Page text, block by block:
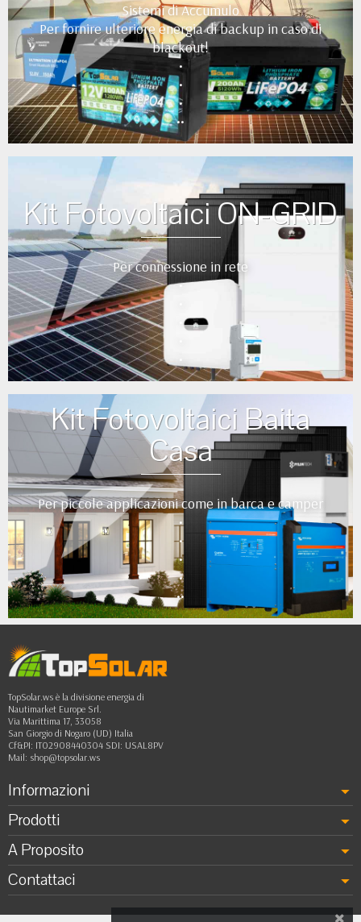
Sistemi di Accumulo
Per fornire ulteriore energia di backup in caso di
blackout!
•
•
•
••
Kit Fotovoltaici ON-GRID
Per connessione in rete
•
•
Kit Fotovoltaici Baita
Casa
Per piccole applicazioni come in barca e camper
•
•
•
•
••
TopSolar.ws è la divisione energia di
Nautimarket Europe Srl.
Via Marittima 17, 33058
San Giorgio di Nogaro (UD) Italia
Cf&PI: IT02908440304 SDI: USAL8PV
Mail: shop@topsolar.ws
Informazioni
Prodotti
A Proposito
Contattaci